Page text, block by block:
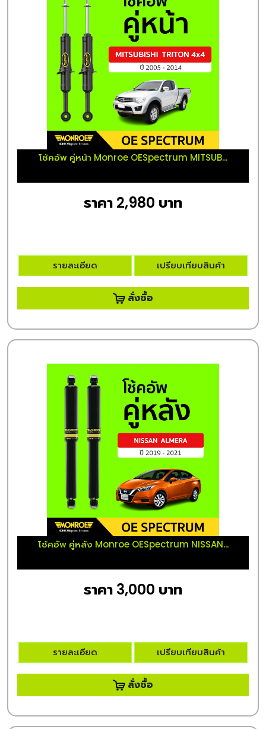
โช้คอัพ คู่หน้า Monroe OESpectrum MITSUB...
ราคา 2,980 บาท
รายละเอียด เปรียบเทียบสินค้า
สั่งซื้อ
โช้คอัพ คู่หลัง Monroe OESpectrum NISSAN...
ราคา 3,000 บาท
รายละเอียด เปรียบเทียบสินค้า
สั่งซื้อ